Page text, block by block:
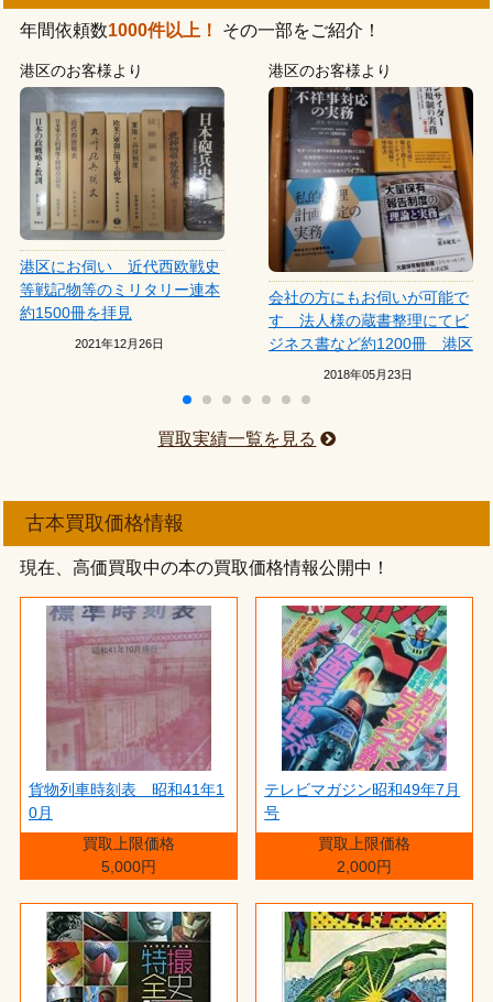
年間依頼数1000件以上！ その一部をご紹介！
港区のお客様より
港区にお伺い 近代西欧戦史
等戦記物等のミリタリー連本
約1500冊を拝見
2021年12月26日
港区のお客様より
会社の方にもお伺いが可能で
す 法人様の蔵書整理にてビ
ジネス書など約1200冊 港区
2018年05月23日
買取実績一覧を見る
古本買取価格情報
現在、高価買取中の本の買取価格情報公開中！
貨物列車時刻表 昭和41年1
0月
買取上限価格
5,000円
テレビマガジン昭和49年7月
号
買取上限価格
2,000円